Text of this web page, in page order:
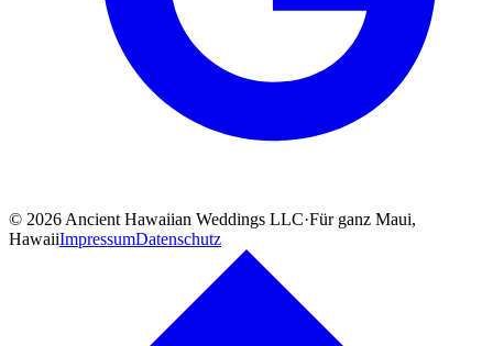
© 2026 Ancient Hawaiian Weddings LLC·Für ganz Maui,
HawaiiImpressumDatenschutz